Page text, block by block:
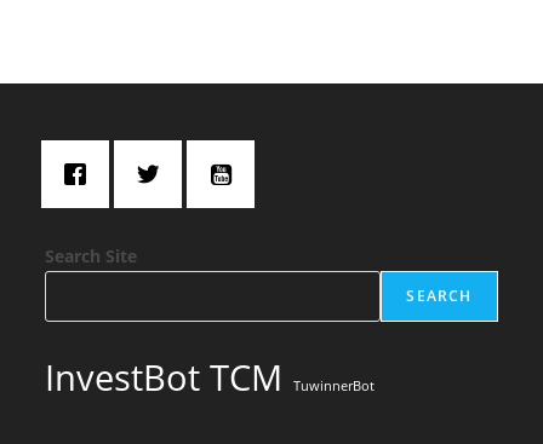
Search Site
SEARCH
InvestBot TCM TuwinnerBot